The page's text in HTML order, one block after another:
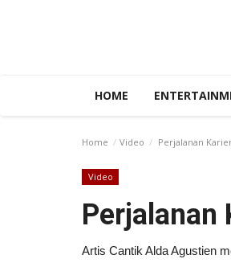
HOME
Home Video Perjalanan
Video
Perjalanan
Artis Cantik Alda Agustien